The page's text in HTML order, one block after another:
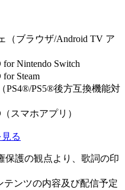
（ブラウザ/Android TV ア
Nintendo Switch
Steam
PS4®/PS5®後方互換機能対
スマホアプリ）
る
保護の観点より、歌詞の印
ンツの内容及び配信予定